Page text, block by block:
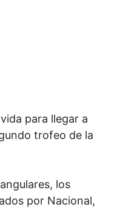
para llegar a
trofeo de la
los
por Nacional,